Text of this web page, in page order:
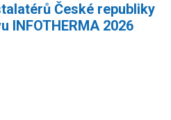
České republiky
INFOTHERMA 2026